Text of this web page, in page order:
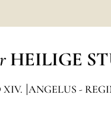
HEILIGE
XIV. ANGELUS -